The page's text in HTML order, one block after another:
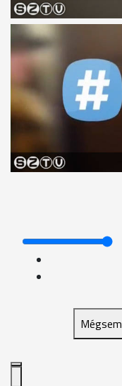
Mégsem